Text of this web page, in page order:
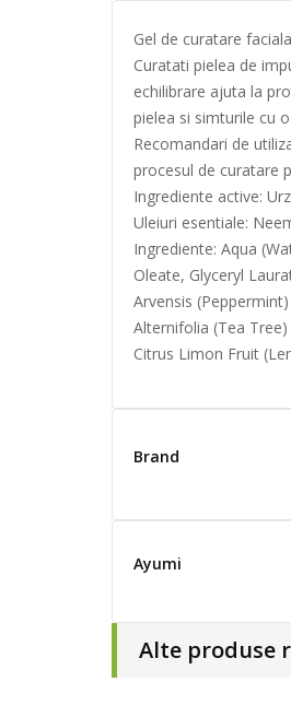
Gel de curatare
Curatati pielea de
echilibrare ajuta la
pielea si simturile cu
Recomandari de
procesul de curatare
Ingrediente active:
Uleiuri esentiale:
Ingrediente: Aqua
Oleate, Glyceryl
Arvensis
Alternifolia (Tea
Citrus Limon Fruit
Brand
Ayumi
Alte produse